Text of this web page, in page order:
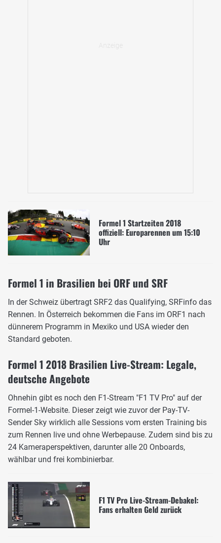
Formel 1 Startzeiten 2018
offiziell: Europarennen um 15:10
Uhr
Formel 1 in Brasilien bei ORF und SRF
In der Schweiz übertragt SRF2 das Qualifying, SRFinfo das
Rennen. In Österreich bekommen die Fans im ORF1 nach
dünnerem Programm in Mexiko und USA wieder den
Standard geboten.
Formel 1 2018 Brasilien Live-Stream: Legale,
deutsche Angebote
Ohnehin gibt es noch den F1-Stream "F1 TV Pro" auf der
Formel-1-Website. Dieser zeigt wie zuvor der Pay-TV-
Sender Sky wirklich alle Sessions vom ersten Training bis
zum Rennen live und ohne Werbepause. Zudem sind bis zu
24 Kameraperspektiven, darunter alle 20 Onboards,
wählbar und frei kombinierbar.
F1 TV Pro Live-Stream-Debakel:
Fans erhalten Geld zurück